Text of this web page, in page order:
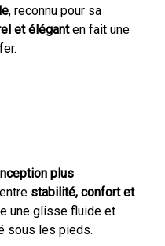
, reconnu pour sa
et éléganten fait une
plus
stabilité, confort et
une glisse fluide et
sous les pieds.